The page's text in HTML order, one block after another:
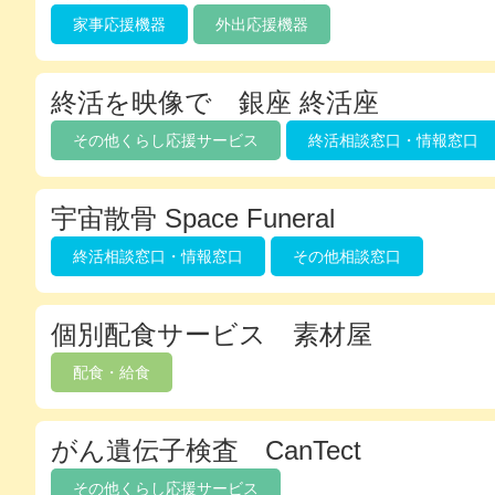
家事応援機器 外出応援機器
終活を映像で 銀座 終活座
その他くらし応援サービス 終活相談窓口・情報窓口
宇宙散骨 Space Funeral
終活相談窓口・情報窓口 その他相談窓口
個別配食サービス 素材屋
配食・給食
がん遺伝子検査 CanTect
その他くらし応援サービス